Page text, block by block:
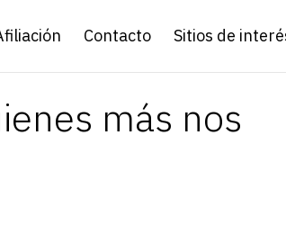
Contacto Sitios de
más nos